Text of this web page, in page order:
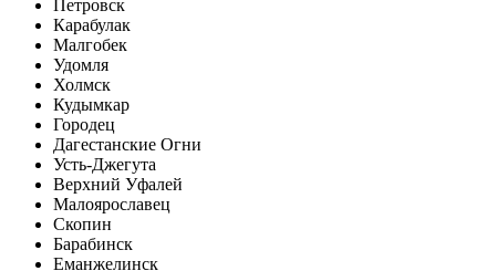
Петровск
Карабулак
Малгобек
Удомля
Холмск
Кудымкар
Городец
Дагестанские Огни
Усть-Джегута
Верхний Уфалей
Малоярославец
Скопин
Барабинск
Еманжелинск